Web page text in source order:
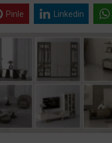
Pinle Linkedin